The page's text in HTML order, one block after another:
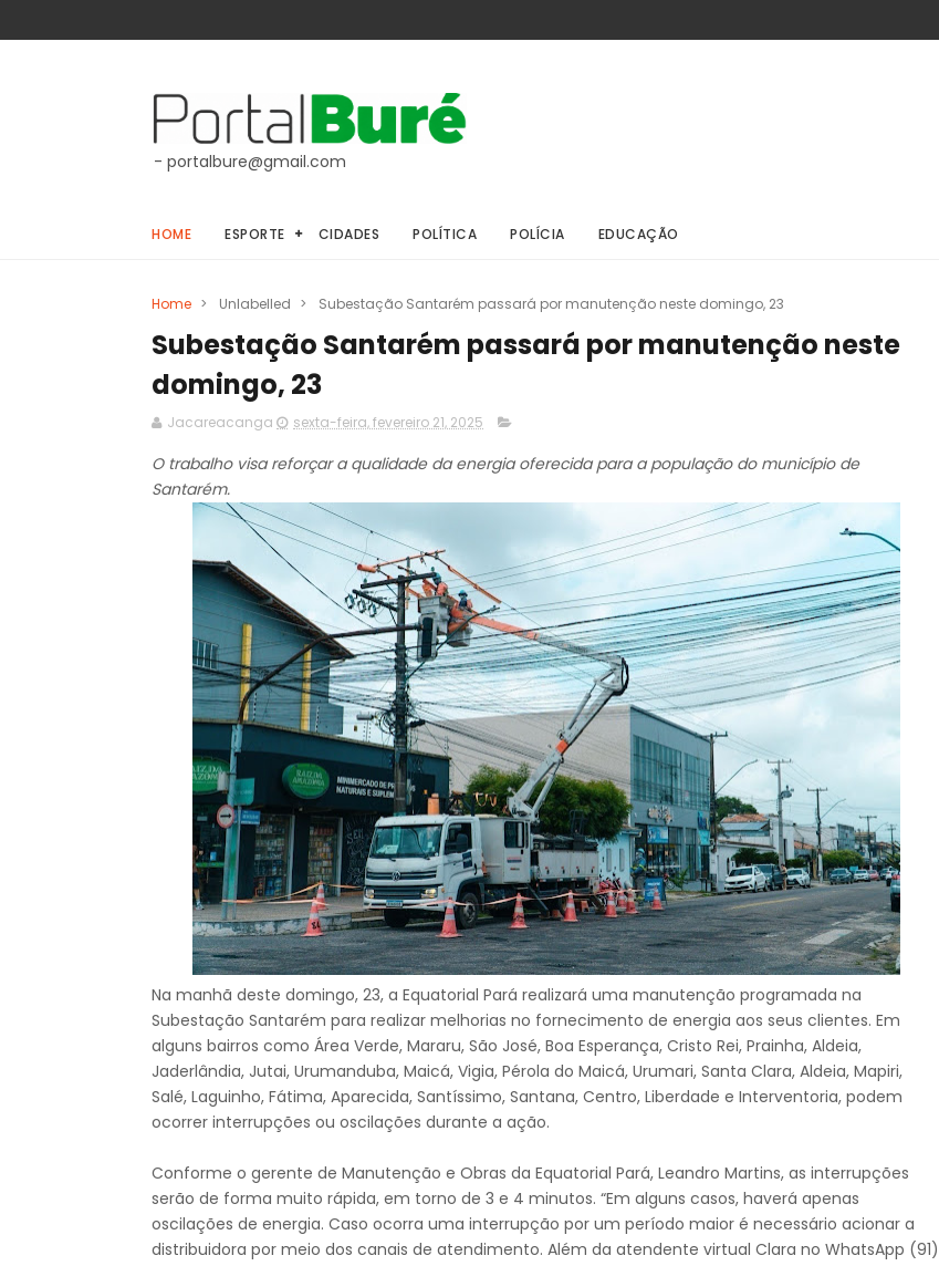
- portalbure@gmail.com
HOME ESPORTE CIDADES POLÍTICA POLÍCIA EDUCAÇÃO
Home > Unlabelled > Subestação Santarém passará por manutenção neste domingo, 23
Subestação Santarém passará por manutenção neste
domingo, 23
Jacareacanga sexta-feira, fevereiro 21, 2025
O trabalho visa reforçar a qualidade da energia oferecida para a população do município de
Santarém.
Na manhã deste domingo, 23, a Equatorial Pará realizará uma manutenção programada na
Subestação Santarém para realizar melhorias no fornecimento de energia aos seus clientes. Em
alguns bairros como Área Verde, Mararu, São José, Boa Esperança, Cristo Rei, Prainha, Aldeia,
Jaderlândia, Jutai, Urumanduba, Maicá, Vigia, Pérola do Maicá, Urumari, Santa Clara, Aldeia, Mapiri,
Salé, Laguinho, Fátima, Aparecida, Santíssimo, Santana, Centro, Liberdade e Interventoria, podem
ocorrer interrupções ou oscilações durante a ação.
Conforme o gerente de Manutenção e Obras da Equatorial Pará, Leandro Martins, as interrupções
serão de forma muito rápida, em torno de 3 e 4 minutos. “Em alguns casos, haverá apenas
oscilações de energia. Caso ocorra uma interrupção por um período maior é necessário acionar a
distribuidora por meio dos canais de atendimento. Além da atendente virtual Clara no WhatsApp (91)